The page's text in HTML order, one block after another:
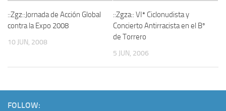
::Zgz::Jornada de Acción Global
contra la Expo 2008
10 JUN, 2008
::Zgza:: VIª Ciclonudista y
Concierto Antirracista en el Bº
de Torrero
5 JUN, 2006
FOLLOW: